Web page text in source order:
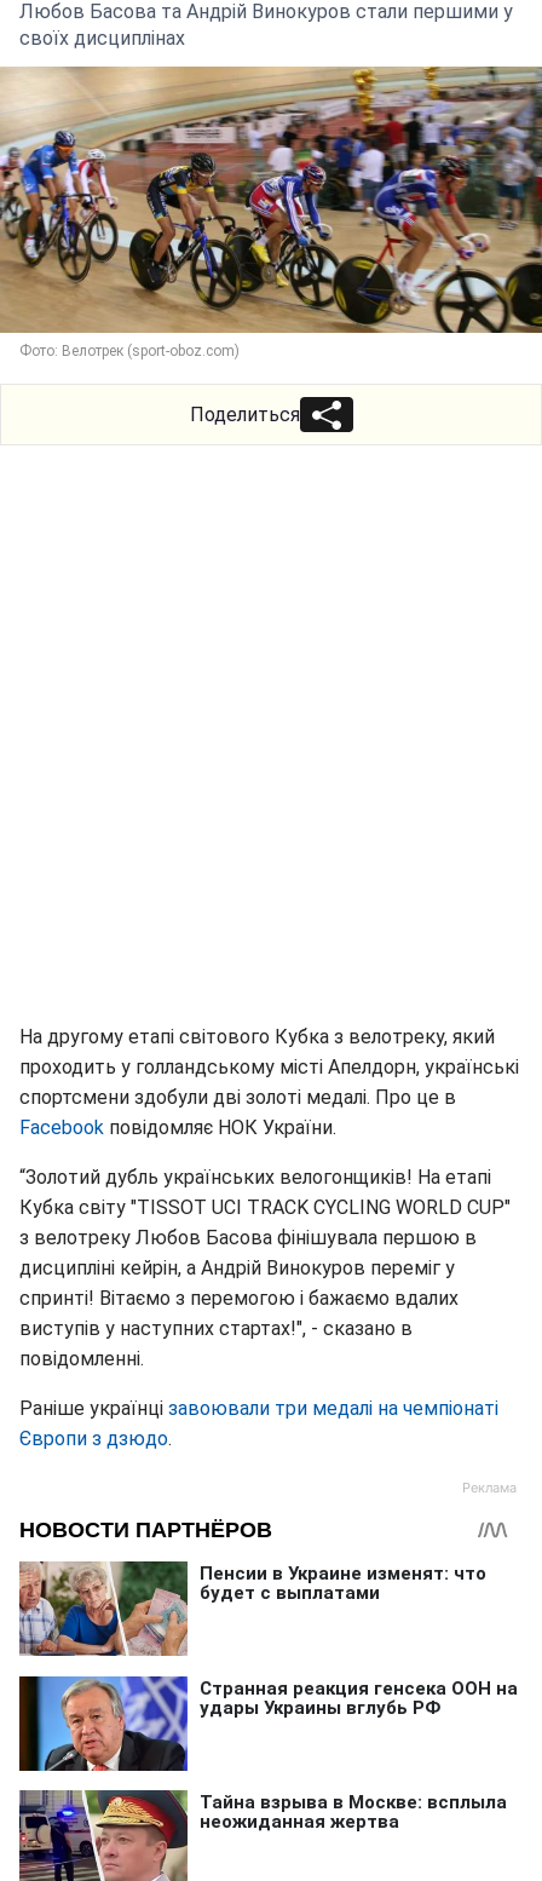
Любов Басова та Андрій Винокуров стали першими у
своїх дисциплінах
Фото: Велотрек (sport-oboz.com)
Поделиться
На другому етапі світового Кубка з велотреку, який
проходить у голландському місті Апелдорн, українські
спортсмени здобули дві золоті медалі. Про це в
Facebook повідомляє НОК України.
“Золотий дубль українських велогонщиків! На етапі
Кубка світу "TISSOT UCI TRACK CYCLING WORLD CUP"
з велотреку Любов Басова фінішувала першою в
дисципліні кейрін, а Андрій Винокуров переміг у
спринті! Вітаємо з перемогою і бажаємо вдалих
виступів у наступних стартах!", - сказано в
повідомленні.
Раніше українці завоювали три медалі на чемпіонаті
Європи з дзюдо.